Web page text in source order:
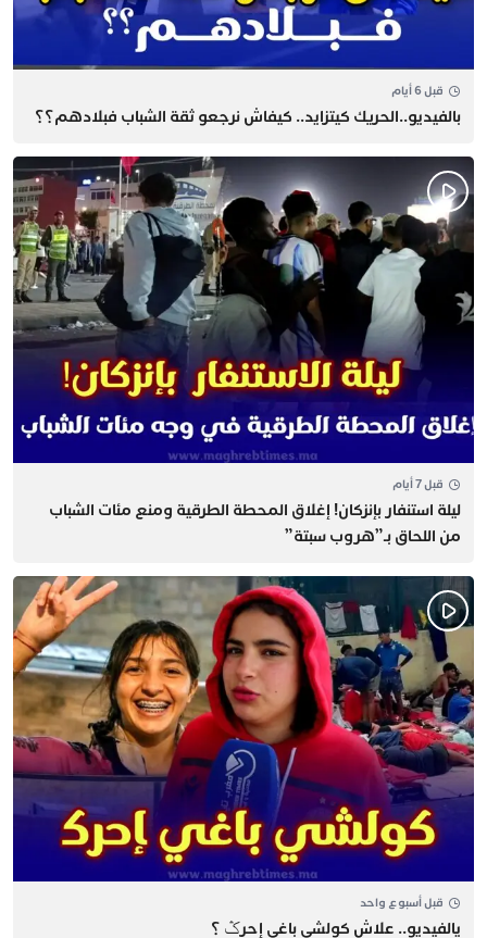
قبل 6 أيام
بالفيديو..الحريك كيتزايد.. كيفاش نرجعو ثقة الشباب فبلادهم؟؟
قبل 7 أيام
​ليلة استنفار بإنزكان! إغلاق المحطة الطرقية ومنع مئات الشباب
من اللحاق بـ”هروب سبتة”
قبل أسبوع واحد
يالفيديو.. علاش كولشي باغي إحرݣ ؟